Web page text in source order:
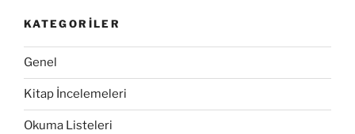
KATEGORILER
Genel
Kitap İncelemeleri
Okuma Listeleri